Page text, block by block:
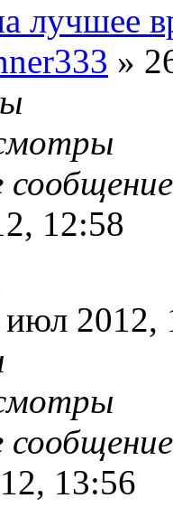
лучшее
»
12:58
июл 2012,
13:56